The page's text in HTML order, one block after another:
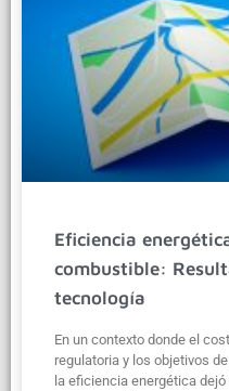
Eficiencia
combustible:
tecnología
En un contexto donde el
regulatoria y los objetivos
la eficiencia energética